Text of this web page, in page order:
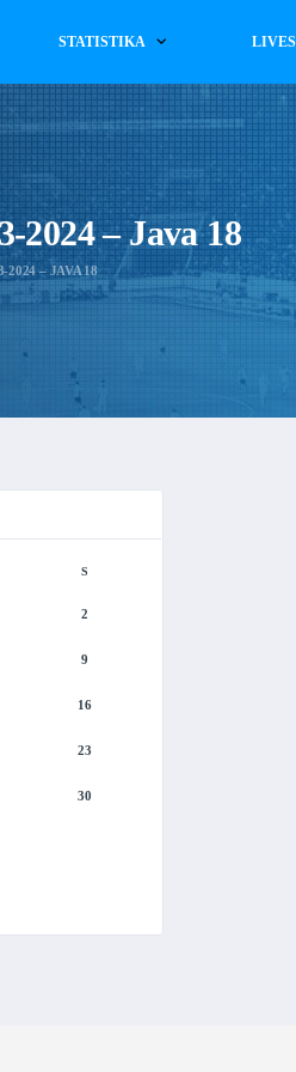
STATISTIKA
2024 – Java 18
2024 – JAVA 18
S
2
9
16
23
30